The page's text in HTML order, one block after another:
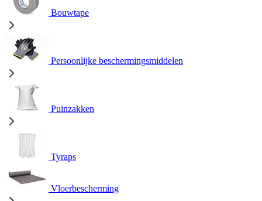
Bouwtape
Persoonlijke beschermingsmiddelen
Puinzakken
Tyraps
Vloerbescherming